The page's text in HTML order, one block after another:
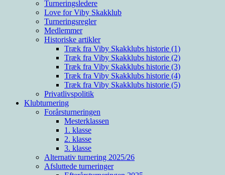
Turneringsledere
Love for Viby Skakklub
Turneringsregler
Medlemmer
Historiske artikler
Træk fra Viby Skakklubs historie (1)
Træk fra Viby Skakklubs historie (2)
Træk fra Viby Skakklubs historie (3)
Træk fra Viby Skakklubs historie (4)
Træk fra Viby Skakklubs historie (5)
Privatlivspolitik
Klubturnering
Forårsturneringen
Mesterklassen
1. klasse
2. klasse
3. klasse
Alternativ turnering 2025/26
Afsluttede turneringer